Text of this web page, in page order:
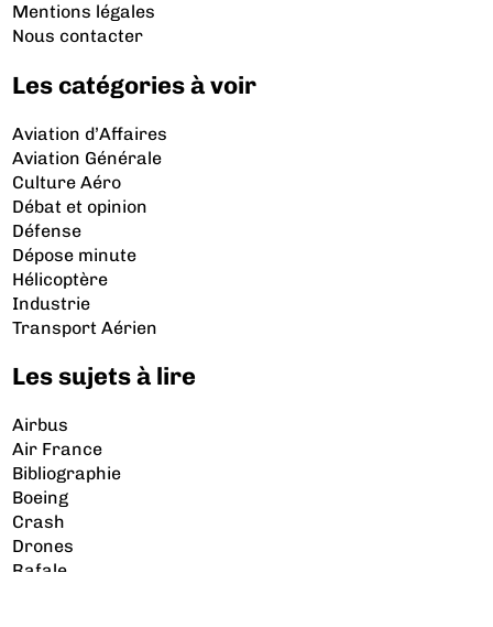
Mentions légales
Nous contacter
Les catégories à voir
Aviation d’Affaires
Aviation Générale
Culture Aéro
Débat et opinion
Défense
Dépose minute
Hélicoptère
Industrie
Transport Aérien
Les sujets à lire
Airbus
Air France
Bibliographie
Boeing
Crash
Drones
Rafale